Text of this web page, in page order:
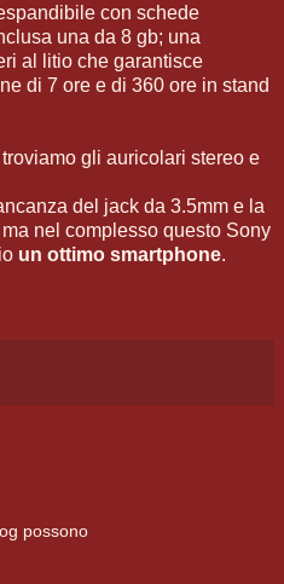
con schede
una da 8 gb; una
al litio che garantisce
di 7 ore e di 360 ore in stand
gli auricolari stereo e
del jack da 3.5mm e la
nel complesso questo Sony
un ottimo smartphone.
possono